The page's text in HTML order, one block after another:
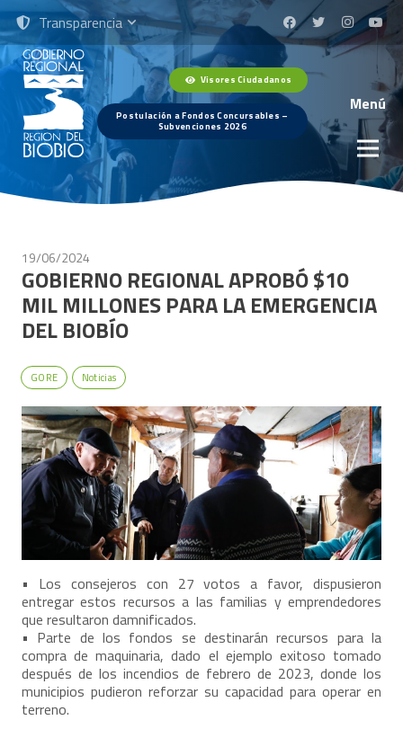
Transparencia
Visores Ciudadanos
Postulación a Fondos Concursables –
Subvenciones 2026
Menú
19/06/2024
GOBIERNO REGIONAL APROBÓ $10
MIL MILLONES PARA LA EMERGENCIA
DEL BIOBÍO
GORE Noticias
• Los consejeros con 27 votos a favor, dispusieron
entregar estos recursos a las familias y emprendedores
que resultaron damnificados.
• Parte de los fondos se destinarán recursos para la
compra de maquinaria, dado el ejemplo exitoso tomado
después de los incendios de febrero de 2023, donde los
municipios pudieron reforzar su capacidad para operar en
terreno.